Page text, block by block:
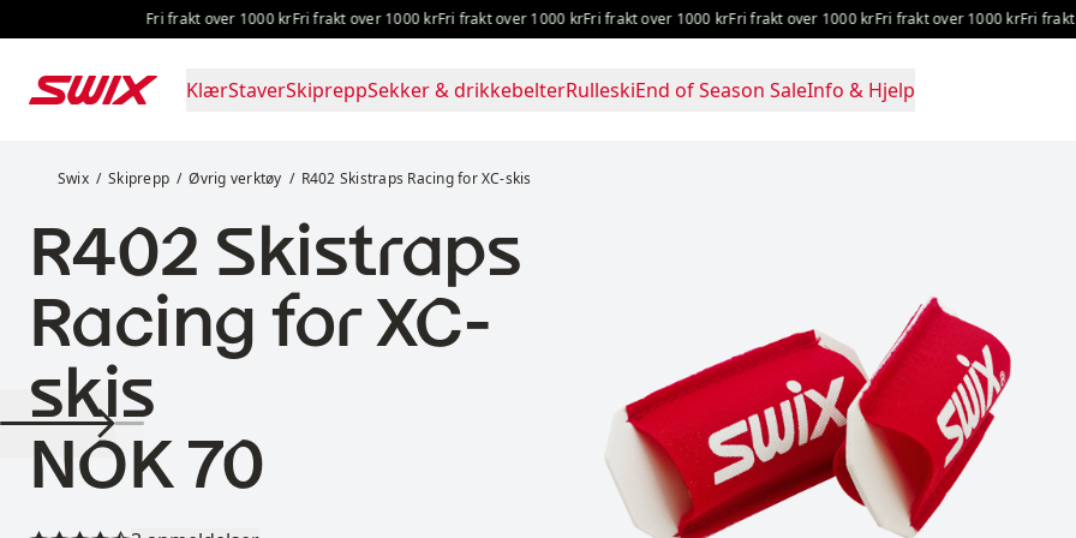
Hopp til innholdFri frakt over 1000 krFri frakt over 1000 krFri frakt over 1000 krFri frakt over 1000 krFri frakt over 1000 krFri frakt over 1000 krFri frakt
KlærStaverSkipreppSekker & drikkebelterRulleskiEnd of Season SaleInfo & Hjelp
Swix Skiprepp Øvrig verktøy R402 Skistraps Racing for XC-skis
R402 Skistraps
Racing for XC-
skis
Pris:
NOK 70